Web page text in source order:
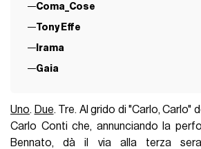
Coma_Cose
Tony Effe
Irama
Gaia
Uno. Due. Tre. Al grido di "Carlo, Carlo"
Carlo Conti che, annunciando la
Bennato, dà il via alla terza